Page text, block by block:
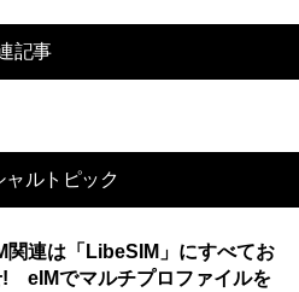
記事
ャルトピック
関連は「LibeSIM」にすべてお
! eIMでマルチプロファイルを